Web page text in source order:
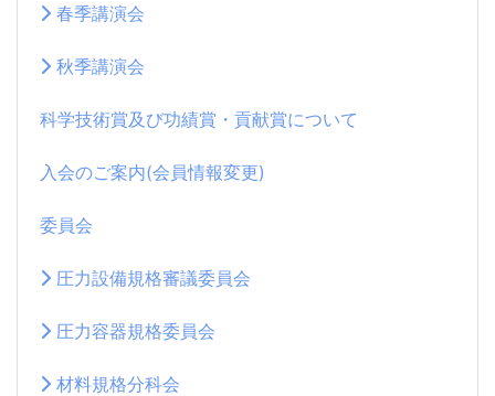
春季講演会
秋季講演会
科学技術賞及び功績賞・貢献賞について
入会のご案内(会員情報変更)
委員会
圧力設備規格審議委員会
圧力容器規格委員会
材料規格分科会